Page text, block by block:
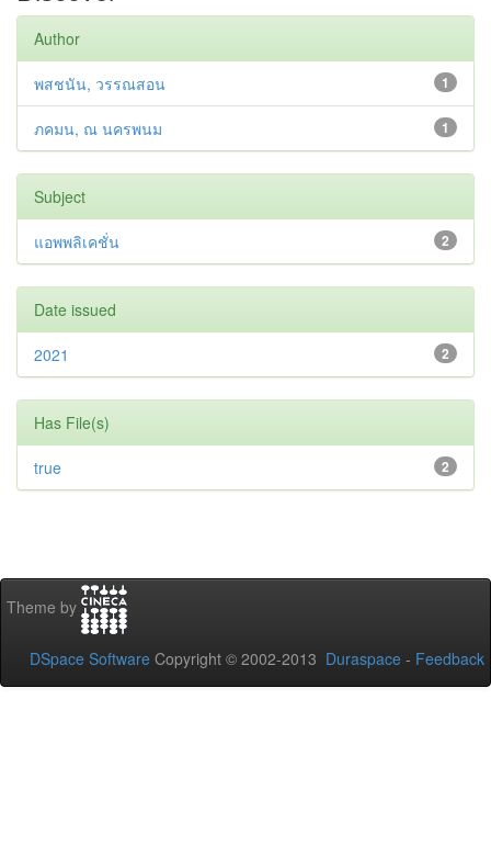
Author
1
พสชนัน, วรรณสอน
1
ภคมน, ณ นครพนม
Subject
2
แอพพลิเคชั่น
Date issued
2
2021
Has File(s)
2
true
Theme by
DSpace Software Copyright © 2002-2013 Duraspace - Feedback